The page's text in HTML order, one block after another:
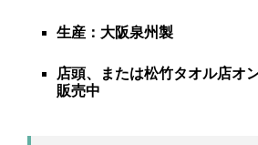
生産：大阪泉州製
店頭、または松竹タオル店オ
販売中